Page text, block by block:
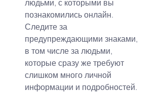
людьми, с которыми вы
познакомились онлайн.
Следите за
предупреждающими знаками,
в том числе за людьми,
которые сразу же требуют
слишком много личной
информации и подробностей.